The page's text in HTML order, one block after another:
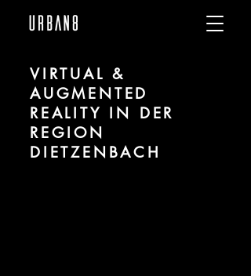
VIRTUAL &
AUGMENTED
REALITY IN DER
REGION
DIETZENBACH